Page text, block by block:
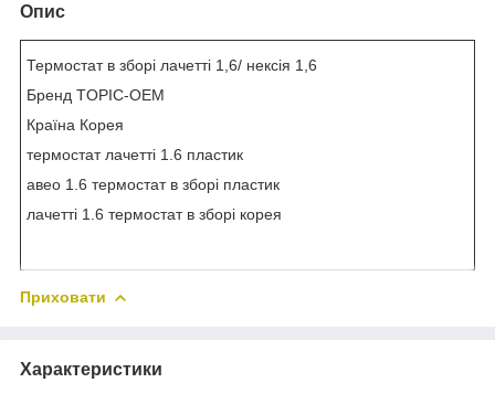
Опис
Термостат в зборі лачетті 1,6/ нексія 1,6
Бренд TOPIC-OEM
Країна Корея
термостат лачетті 1.6 пластик
авео 1.6 термостат в зборі пластик
лачетті 1.6 термостат в зборі корея
Приховати
Характеристики